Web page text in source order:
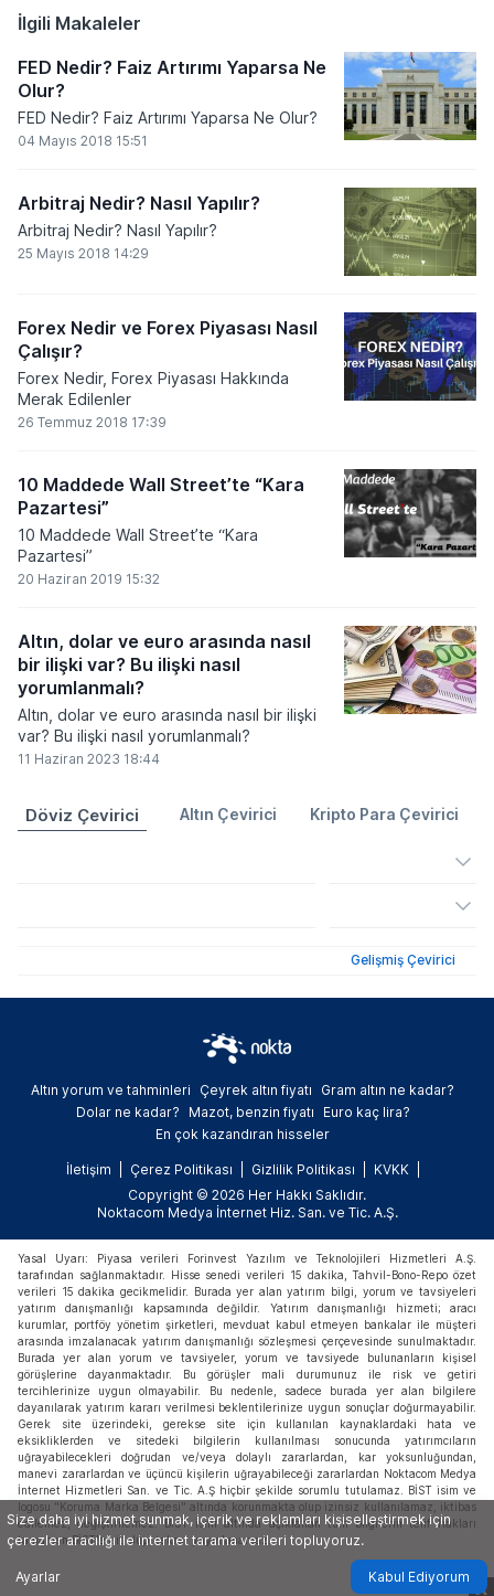
enflasyonundaki değişimler bu yükselişi
sınırlayan temel unsurlar oldu.
İlgili Makaleler
FED Nedir? Faiz Artırımı Yaparsa Ne
Olur?
FED Nedir? Faiz Artırımı Yaparsa Ne Olur?
04 Mayıs 2018 15:51
Arbitraj Nedir? Nasıl Yapılır?
Arbitraj Nedir? Nasıl Yapılır?
25 Mayıs 2018 14:29
Forex Nedir ve Forex Piyasası Nasıl
Çalışır?
Forex Nedir, Forex Piyasası Hakkında
Merak Edilenler
26 Temmuz 2018 17:39
10 Maddede Wall Street’te “Kara
Pazartesi”
10 Maddede Wall Street’te “Kara
Pazartesi”
20 Haziran 2019 15:32
Altın, dolar ve euro arasında nasıl
bir ilişki var? Bu ilişki nasıl
yorumlanmalı?
Altın, dolar ve euro arasında nasıl bir ilişki
var? Bu ilişki nasıl yorumlanmalı?
11 Haziran 2023 18:44
Döviz Çevirici Altın Çevirici Kripto Para Çevirici
Gelişmiş Çevirici
Altın yorum ve tahminleri Çeyrek altın fiyatı
Gram altın ne kadar?
Dolar ne kadar?
Mazot, benzin fiyatı
Euro kaç lira?
En çok kazandıran hisseler
İletişim Çerez Politikası Gizlilik Politikası
KVKK
Copyright © 2026 Her Hakkı Saklıdır.
Noktacom Medya İnternet Hiz. San. ve Tic. A.Ş.
Yasal Uyarı: Piyasa verileri Forinvest Yazılım ve Teknolojileri Hizmetleri A.Ş.
tarafından sağlanmaktadır. Hisse senedi verileri 15 dakika, Tahvil-Bono-Repo özet
verileri 15 dakika gecikmelidir. Burada yer alan yatırım bilgi, yorum ve tavsiyeleri
yatırım danışmanlığı kapsamında değildir. Yatırım danışmanlığı hizmeti; aracı
kurumlar, portföy yönetim şirketleri, mevduat kabul etmeyen bankalar ile müşteri
arasında imzalanacak yatırım danışmanlığı sözleşmesi çerçevesinde sunulmaktadır.
Burada yer alan yorum ve tavsiyeler, yorum ve tavsiyede bulunanların kişisel
görüşlerine dayanmaktadır. Bu görüşler mali durumunuz ile risk ve getiri
tercihlerinize uygun olmayabilir. Bu nedenle, sadece burada yer alan bilgilere
dayanılarak yatırım kararı verilmesi beklentilerinize uygun sonuçlar doğurmayabilir.
Gerek site üzerindeki, gerekse site için kullanılan kaynaklardaki hata ve
eksikliklerden ve sitedeki bilgilerin kullanılması sonucunda yatırımcıların
uğrayabilecekleri doğrudan ve/veya dolaylı zararlardan, kar yoksunluğundan,
manevi zararlardan ve üçüncü kişilerin uğrayabileceği zararlardan Noktacom Medya
İnternet Hizmetleri San. ve Tic. A.Ş hiçbir şekilde sorumlu tutulamaz. BİST isim ve
logosu "Koruma Marka Belgesi" altında korunmakta olup izinsiz kullanılamaz, iktibas
edilemez, değiştirilemez. BİST ismi altında açıklanan tüm bilgilerin telif hakları
tamamen BİST'e ait olup, tekrar yayınlanamaz.
Size daha iyi hizmet sunmak, içerik ve reklamları kişiselleştirmek için
çerezler aracılığı ile internet tarama verileri topluyoruz.
Ayarlar Kabul Ediyorum
X